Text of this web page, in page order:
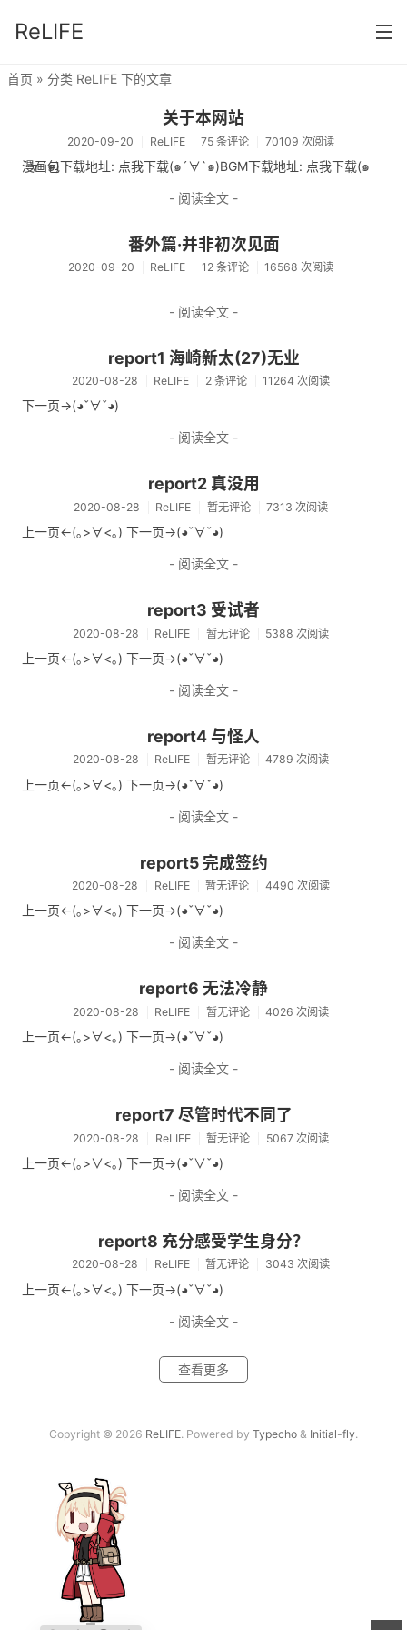
ReLIFE
分类
ReLIFE
首页 » 分类 ReLIFE 下的文章
关于本网站
2020-09-20 ReLIFE 75 条评论 70109 次阅读
漫画包下载地址: 点我下载(๑´∀`๑)BGM下载地址: 点我下载(๑´∀`๑)
- 阅读全文 -
番外篇·并非初次见面
2020-09-20 ReLIFE 12 条评论 16568 次阅读
- 阅读全文 -
report1 海崎新太(27)无业
2020-08-28 ReLIFE 2 条评论 11264 次阅读
下一页->(◕ˇ∀ˇ◕)
- 阅读全文 -
report2 真没用
2020-08-28 ReLIFE 暂无评论 7313 次阅读
上一页<-(｡>∀<｡) 下一页->(◕ˇ∀ˇ◕)
- 阅读全文 -
report3 受试者
2020-08-28 ReLIFE 暂无评论 5388 次阅读
上一页<-(｡>∀<｡) 下一页->(◕ˇ∀ˇ◕)
- 阅读全文 -
report4 与怪人
2020-08-28 ReLIFE 暂无评论 4789 次阅读
上一页<-(｡>∀<｡) 下一页->(◕ˇ∀ˇ◕)
- 阅读全文 -
report5 完成签约
2020-08-28 ReLIFE 暂无评论 4490 次阅读
上一页<-(｡>∀<｡) 下一页->(◕ˇ∀ˇ◕)
- 阅读全文 -
report6 无法冷静
2020-08-28 ReLIFE 暂无评论 4026 次阅读
上一页<-(｡>∀<｡) 下一页->(◕ˇ∀ˇ◕)
- 阅读全文 -
report7 尽管时代不同了
2020-08-28 ReLIFE 暂无评论 5067 次阅读
上一页<-(｡>∀<｡) 下一页->(◕ˇ∀ˇ◕)
- 阅读全文 -
report8 充分感受学生身分？
2020-08-28 ReLIFE 暂无评论 3043 次阅读
上一页<-(｡>∀<｡) 下一页->(◕ˇ∀ˇ◕)
- 阅读全文 -
查看更多
Copyright © 2026 ReLIFE. Powered by Typecho & Initial-fly.